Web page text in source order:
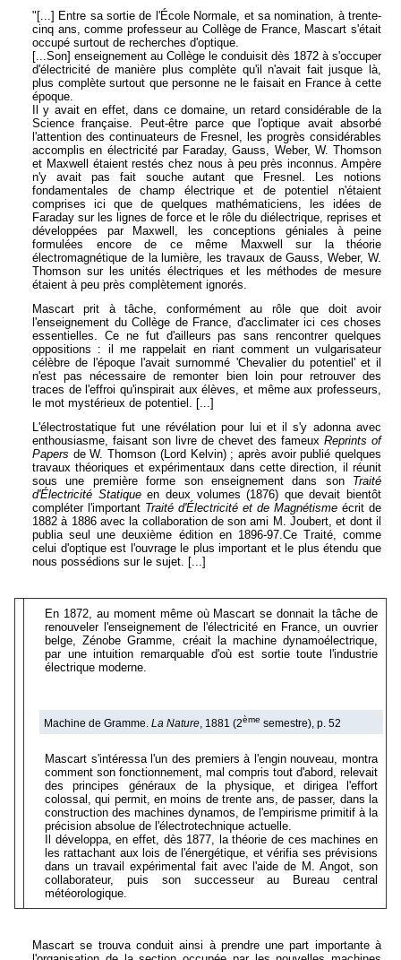
"[...] Entre sa sortie de l'École Normale, et sa nomination, à trente-
cinq ans, comme professeur au Collège de France, Mascart s'était
occupé surtout de recherches d'optique.
[...Son] enseignement au Collège le conduisit dès 1872 à s'occuper
d'électricité de manière plus complète qu'il n'avait fait jusque là,
plus complète surtout que personne ne le faisait en France à cette
époque.
Il y avait en effet, dans ce domaine, un retard considérable de la
Science française. Peut-être parce que l'optique avait absorbé
l'attention des continuateurs de Fresnel, les progrès considérables
accomplis en électricité par Faraday, Gauss, Weber, W. Thomson
et Maxwell étaient restés chez nous à peu près inconnus. Ampère
n'y avait pas fait souche autant que Fresnel. Les notions
fondamentales de champ électrique et de potentiel n'étaient
comprises ici que de quelques mathématiciens, les idées de
Faraday sur les lignes de force et le rôle du diélectrique, reprises et
développées par Maxwell, les conceptions géniales à peine
formulées encore de ce même Maxwell sur la théorie
électromagnétique de la lumière, les travaux de Gauss, Weber, W.
Thomson sur les unités électriques et les méthodes de mesure
étaient à peu près complètement ignorés.
Mascart prit à tâche, conformément au rôle que doit avoir
l'enseignement du Collège de France, d'acclimater ici ces choses
essentielles. Ce ne fut d'ailleurs pas sans rencontrer quelques
oppositions : il me rappelait en riant comment un vulgarisateur
célèbre de l'époque l'avait surnommé 'Chevalier du potentiel' et il
n'est pas nécessaire de remonter bien loin pour retrouver des
traces de l'effroi qu'inspirait aux élèves, et même aux professeurs,
le mot mystérieux de potentiel. [...]
L'électrostatique fut une révélation pour lui et il s'y adonna avec
enthousiasme, faisant son livre de chevet des fameux Reprints of
Papers de W. Thomson (Lord Kelvin) ; après avoir publié quelques
travaux théoriques et expérimentaux dans cette direction, il réunit
sous une première forme son enseignement dans son
Traité
d'Électricité Statique en deux volumes (1876) que devait bientôt
compléter l'important Traité d'Électricité et de Magnétisme écrit de
1882 à 1886 avec la collaboration de son ami M. Joubert, et dont il
publia seul une deuxième édition en 1896-97.Ce Traité, comme
celui d'optique est l'ouvrage le plus important et le plus étendu que
nous possédions sur le sujet. [...]
En 1872, au moment même où Mascart se donnait la tâche de
renouveler l'enseignement de l'électricité en France, un ouvrier
belge, Zénobe Gramme, créait la machine dynamoélectrique,
par une intuition remarquable d'où est sortie toute l'industrie
électrique moderne.
Machine de Gramme. La Nature, 1881 (2ème semestre), p. 52
Mascart s'intéressa l'un des premiers à l'engin nouveau, montra
comment son fonctionnement, mal compris tout d'abord, relevait
des principes généraux de la physique, et dirigea l'effort
colossal, qui permit, en moins de trente ans, de passer, dans la
construction des machines dynamos, de l'empirisme primitif à la
précision absolue de l'électrotechnique actuelle.
Il développa, en effet, dès 1877, la théorie de ces machines en
les rattachant aux lois de l'énergétique, et vérifia ses prévisions
dans un travail expérimental fait avec l'aide de M. Angot, son
collaborateur, puis son successeur au Bureau central
météorologique.
Mascart se trouva conduit ainsi à prendre une part importante à